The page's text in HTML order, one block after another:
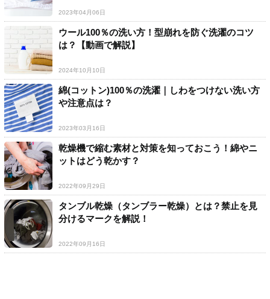
2023年04月06日
ウール100％の洗い方！型崩れを防ぐ洗濯のコツ
は？【動画で解説】
2024年10月10日
綿(コットン)100％の洗濯｜しわをつけない洗い方
や注意点は？
2023年03月16日
乾燥機で縮む素材と対策を知っておこう！綿やニ
ットはどう乾かす？
2022年09月29日
タンブル乾燥（タンブラー乾燥）とは？禁止を見
分けるマークを解説！
2022年09月16日